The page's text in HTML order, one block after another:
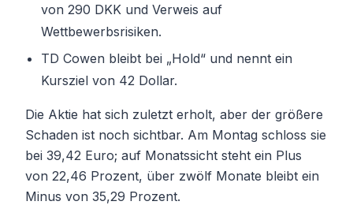
von 290 DKK und Verweis auf
Wettbewerbsrisiken.
TD Cowen bleibt bei „Hold“ und nennt ein
Kursziel von 42 Dollar.
Die Aktie hat sich zuletzt erholt, aber der größere
Schaden ist noch sichtbar. Am Montag schloss sie
bei 39,42 Euro; auf Monatssicht steht ein Plus
von 22,46 Prozent, über zwölf Monate bleibt ein
Minus von 35,29 Prozent.